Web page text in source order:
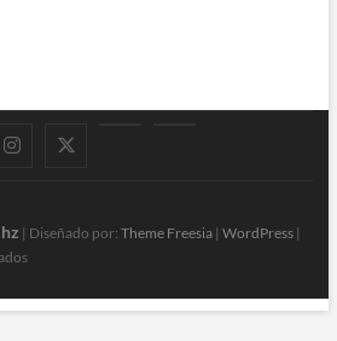
Instagram
| Diseñado por: Theme Freesia| WordPress|